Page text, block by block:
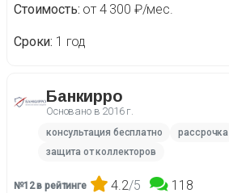
Стоимость от 4 300 ₽/мес.
Сроки 1 год
Банкирро
Основано в 2016 г.
консультация бесплатно
рассрочка
защита от коллекторов
№12 в рейтинге 4.2/5 118